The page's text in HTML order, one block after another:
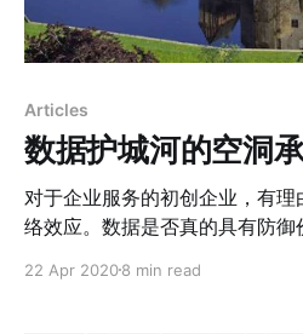
Articles
数据护城河的空洞
对于企业服务的初创企业，有
络效应。数据是否真的具有防御
22 Apr 20208 min read